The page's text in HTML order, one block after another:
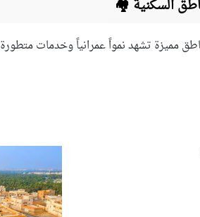
السكنية 🏘️
مميزة تشهد نمواً عمرانياً وخدمات